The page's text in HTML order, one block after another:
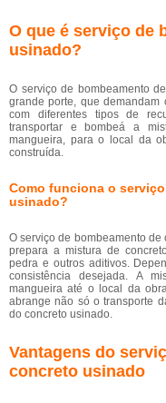
O que é serviço de
usinado?
O serviço de bombeamento
grande porte, que demandam
com diferentes tipos de
transportar e bombeá a
mangueira, para o local da
construída.
Como funciona o
usinado?
O serviço de bombeamento
prepara a mistura de
pedra e outros aditivos.
consistência desejada. A
mangueira até o local da
abrange não só o transporte
do concreto usinado.
Vantagens do
concreto usinado